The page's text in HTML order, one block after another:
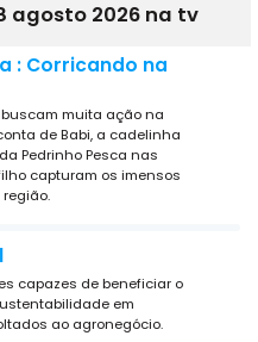
agosto 2026 na tv
: Corricando na
muita ação na
de Babi, a cadelinha
Pedrinho Pesca nas
capturam os imensos
capazes de beneficiar o
em
ao agronegócio.